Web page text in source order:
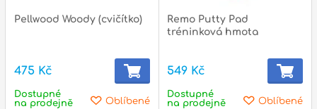
Pellwood Woody (cvičítko)
475 Kč
Oblíbené
Dostupné
na prodejně
Remo Putty Pad
tréninková hmota
549 Kč
Oblíbené
Dostupné
na prodejně